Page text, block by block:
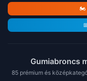
🏍️
Gumiabroncs
85 prémium és